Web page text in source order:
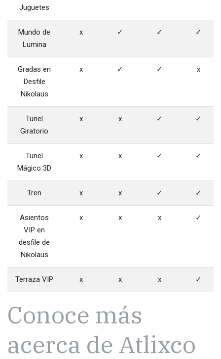
Juguetes
Mundo de
Lumina
x ✓ ✓ ✓
Gradas en
Desfile
Nikolaus
x ✓ ✓ x
Tunel
Giratorio
x x ✓ ✓
Tunel
Mágico 3D
x x ✓ ✓
Tren x x ✓ ✓
Asientos
VIP en
desfile de
Nikolaus
x x x ✓
Terraza VIP x x x ✓
Conoce más
acerca de Atlixco